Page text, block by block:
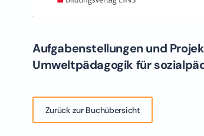
Aufgabenstellungen und
Umweltpädagogik für
Zurück zur Buchübersicht